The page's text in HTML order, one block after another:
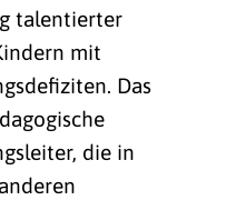
talentierter
mit
Das
die in